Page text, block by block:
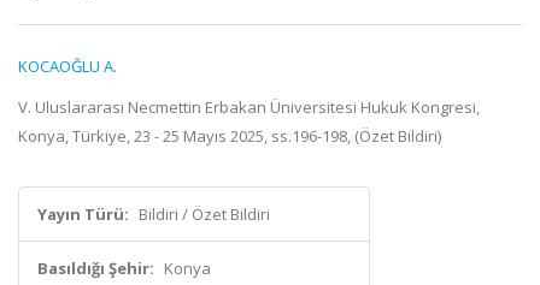
KOCAOĞLU A.
V. Uluslararası Necmettin Erbakan Üniversitesi Hukuk Kongresi,
Konya, Türkiye, 23 - 25 Mayıs 2025, ss.196-198, (Özet Bildiri)
Yayın Türü: Bildiri / Özet Bildiri
Basıldığı Şehir: Konya